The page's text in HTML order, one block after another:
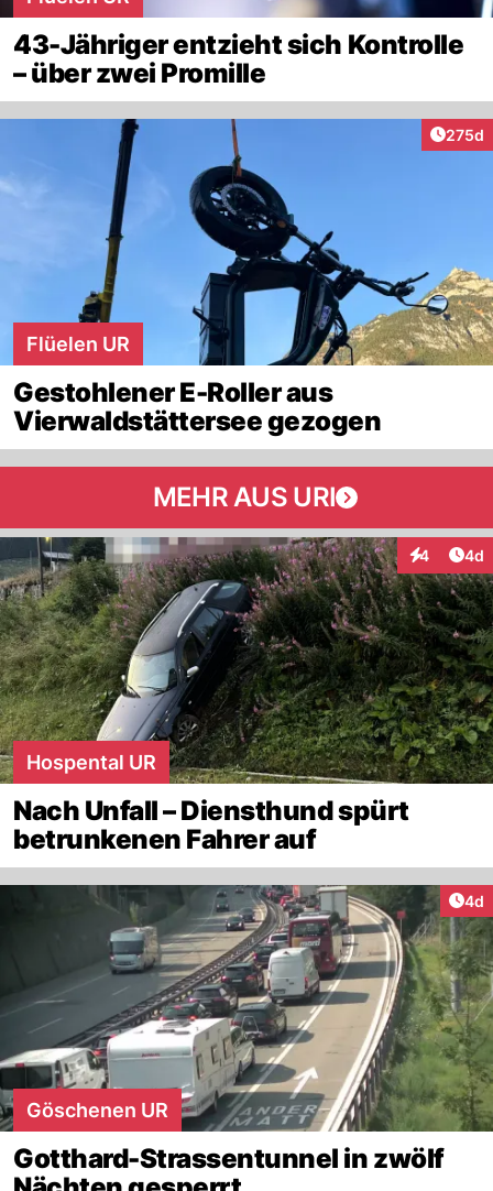
43-Jähriger entzieht sich Kontrolle
– über zwei Promille
275d
Flüelen UR
Gestohlener E-Roller aus
Vierwaldstättersee gezogen
MEHR AUS URI
4 4d
Hospental UR
Nach Unfall – Diensthund spürt
betrunkenen Fahrer auf
4d
Göschenen UR
Gotthard-Strassentunnel in zwölf